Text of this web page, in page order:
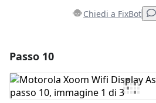
Chiedi a FixBot
Aggiungi Commento
Passo 10